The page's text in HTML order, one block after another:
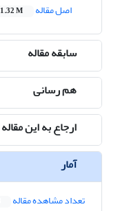
اصل مقاله
1.32 M
سابقه مقاله
هم رسانی
ارجاع به این مقاله
آمار
تعداد مشاهده مقاله